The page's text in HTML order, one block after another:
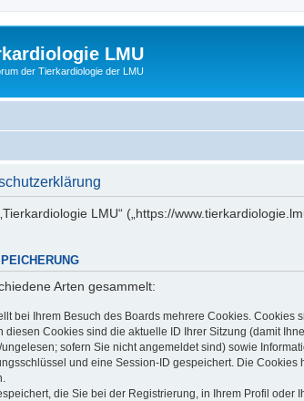
LMU
der Tierkardiologie der LMU
LMU“ („https://
Arten gesammelt:
bei Ihrem Besuch des Boards mehrere Cookies.
diesen Cookies sind die aktuelle ID Ihrer Sitzung (damit
sofern Sie nicht angemeldet sind) sowie
und eine Session-ID gespeichert. Die
die Sie bei der Registrierung, in Ihrem Profil